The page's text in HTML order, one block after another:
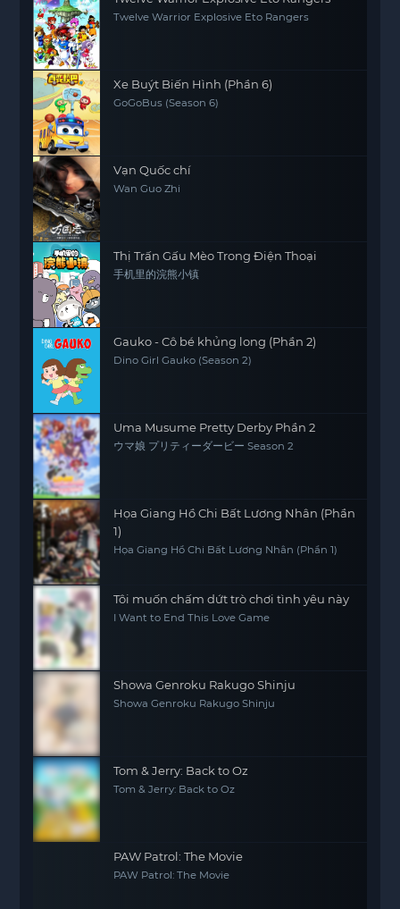
Twelve Warrior Explosive Eto Rangers
Xe Buýt Biến Hình (Phần 6)
GoGoBus (Season 6)
Vạn Quốc chí
Wan Guo Zhi
Thị Trấn Gấu Mèo Trong Điện Thoại
手机里的浣熊小镇
Gauko - Cô bé khủng long (Phần 2)
Dino Girl Gauko (Season 2)
Uma Musume Pretty Derby Phần 2
ウマ娘 プリティーダービー Season 2
Họa Giang Hồ Chi Bất Lương Nhân (Phần
1)
Họa Giang Hồ Chi Bất Lương Nhân (Phần 1)
Tôi muốn chấm dứt trò chơi tình yêu này
I Want to End This Love Game
Showa Genroku Rakugo Shinju
Showa Genroku Rakugo Shinju
Tom & Jerry: Back to Oz
Tom & Jerry: Back to Oz
PAW Patrol: The Movie
PAW Patrol: The Movie